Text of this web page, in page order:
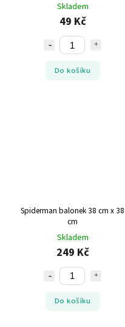
Skladem
49 Kč
Do košíku
Spiderman balonek 38 cm x 38
cm
Skladem
249 Kč
Do košíku